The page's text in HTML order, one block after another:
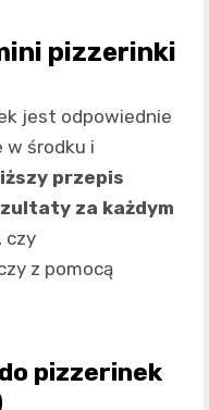
pizzerinki
jest odpowiednie
w środku i
przepis
za każdym
czy
z pomocą
pizzerinek